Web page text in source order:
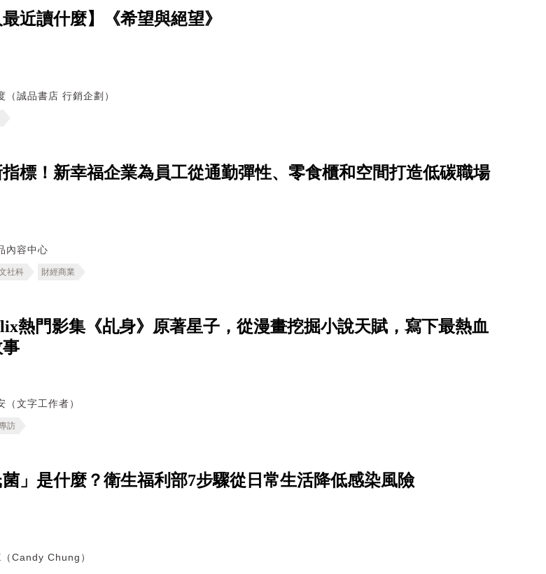
最近讀什麼】《希望與絕望》
（誠品書店 行銷企劃）
標！新幸福企業為員工從通勤彈性、零食櫃和空間打造低碳職場
內容中心
社科 財經商業
熱門影集《乩身》原著星子，從漫畫挖掘小說天賦，寫下最熱血
（文字工作者）
訪
菌」是什麼？衛生福利部7步驟從日常生活降低感染風險
Candy Chung）